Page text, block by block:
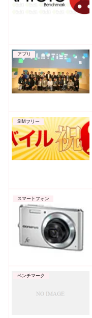
アプリ
SIMフリー
スマートフォン
ベンチマーク